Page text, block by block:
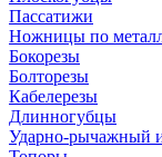
Пассатижи
Ножницы по
Бокорезы
Болторезы
Кабелерезы
Длинногубцы
Ударно-рычажный